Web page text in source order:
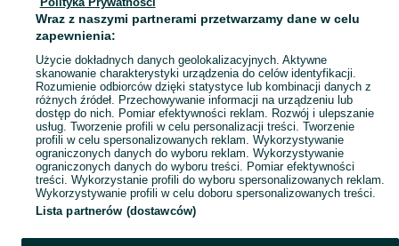
Mapa miejscowości
Mapa ministron
Popularne wyszukiwania
Wraz z naszymi partnerami przetwarzamy dane w celu
zapewnienia:
Użycie dokładnych danych geolokalizacyjnych. Aktywne
skanowanie charakterystyki urządzenia do celów identyfikacji.
Rozumienie odbiorców dzięki statystyce lub kombinacji danych z
różnych źródeł. Przechowywanie informacji na urządzeniu lub
dostęp do nich. Pomiar efektywności reklam. Rozwój i ulepszanie
usług. Tworzenie profili w celu personalizacji treści. Tworzenie
profili w celu spersonalizowanych reklam. Wykorzystywanie
ograniczonych danych do wyboru reklam. Wykorzystywanie
ograniczonych danych do wyboru treści. Pomiar efektywności
treści. Wykorzystanie profili do wyboru spersonalizowanych reklam.
Wykorzystywanie profili w celu doboru spersonalizowanych treści.
Lista partnerów (dostawców)